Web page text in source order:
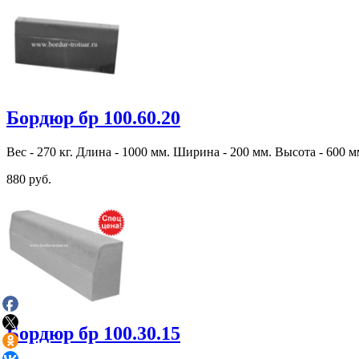
Бордюр бр 100.60.20
Вес - 270 кг. Длина - 1000 мм. Ширина - 200 мм. Высота - 600
880 руб.
Бордюр бр 100.30.15